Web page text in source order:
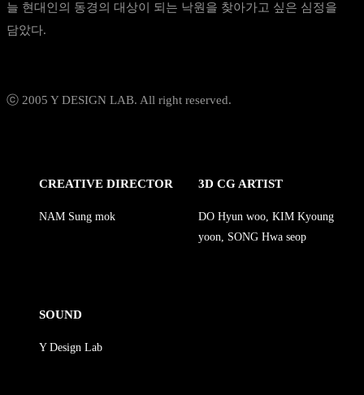
늘 현대인의 동경의 대상이 되는 낙원을 찾아가고 싶은 심정을
담았다.
ⓒ 2005 Y DESIGN LAB. All right reserved.
CREATIVE DIRECTOR
NAM Sung mok
3D CG ARTIST
DO Hyun woo, KIM Kyoung
yoon, SONG Hwa seop
SOUND
Y Design Lab